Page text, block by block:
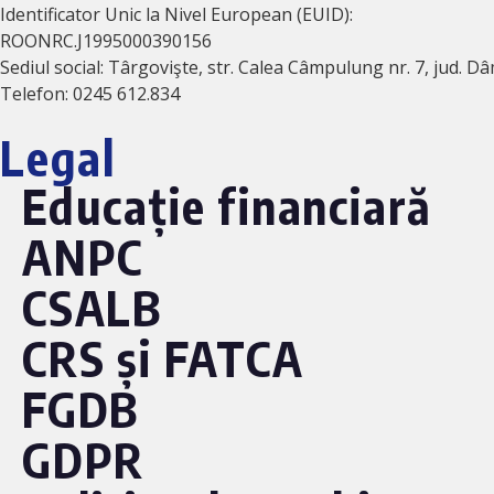
Identificator Unic la Nivel European (EUID):
ROONRC.J1995000390156
Sediul social: Târgovişte, str. Calea Câmpulung nr. 7, jud.
Telefon: 0245 612.834
Legal
Educație financiară
ANPC
CSALB
CRS și FATCA
FGDB
GDPR